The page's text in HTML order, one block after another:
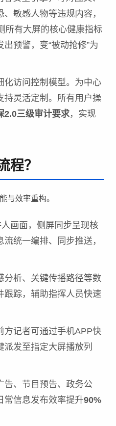
敏感人物等违规内容，
所有大屏的核心健康指标
预警，变“被动抢修”为
访问控制模型。为中心
持灵活定制。所有用户操
2.0三级审计要求，实现
程？
与效率重构。
画面，侧屏同步呈现核
统一编排、同步推送，
分析、关键传播路径等数
跟踪，辅助指挥人员快速
方记者可通过手机APP快
发至指定大屏播放列
告、节目预告、政务公
常信息发布效率提升90%